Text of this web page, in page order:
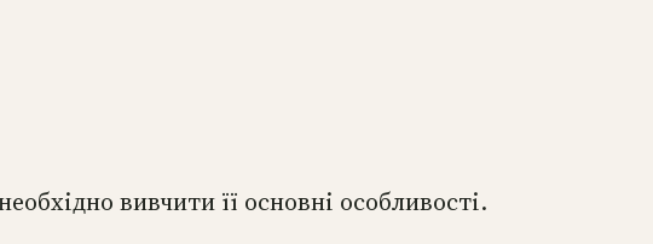
вивчити її основні особливості.